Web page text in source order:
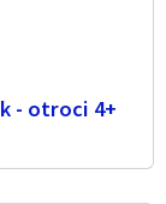
- otroci 4+